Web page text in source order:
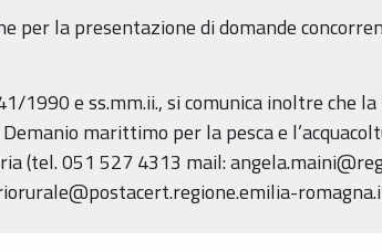
per la presentazione di domande
1990 e ss.mm.ii., si comunica inoltre che
marittimo per la pesca e
(tel. 051 527 4313 mail: